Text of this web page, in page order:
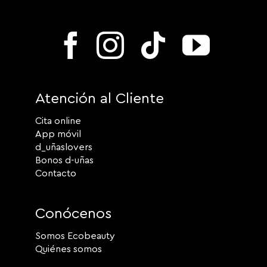
Atención al Cliente
Cita online
App móvil
d_uñaslovers
Bonos d-uñas
Contacto
Conócenos
Somos Ecobeauty
Quiénes somos